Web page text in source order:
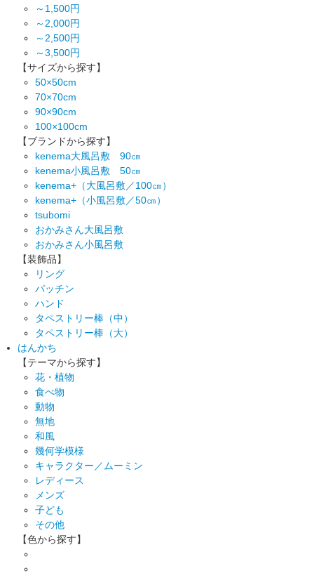
～1,500円
～2,000円
～2,500円
～3,500円
【サイズから探す】
50×50cm
70×70cm
90×90cm
100×100cm
【ブランドから探す】
kenema大風呂敷 90㎝
kenema小風呂敷 50㎝
kenema+（大風呂敷／100㎝）
kenema+（小風呂敷／50㎝）
tsubomi
おかみさん大風呂敷
おかみさん小風呂敷
【装飾品】
リング
パッチン
ハンド
タペストリー棒（中）
タペストリー棒（大）
はんかち
【テーマから探す】
花・植物
食べ物
動物
無地
和風
幾何学模様
キャラクター／ムーミン
レディース
メンズ
子ども
その他
【色から探す】